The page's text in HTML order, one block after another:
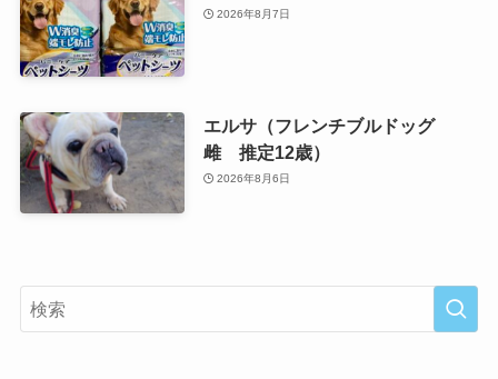
2026年8月7日
エルサ（フレンチブルドッグ
雌 推定12歳）
2026年8月6日